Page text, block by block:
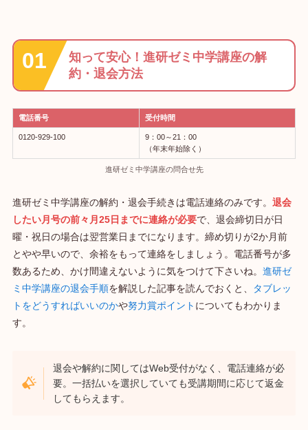
知って安心！進研ゼミ中学講座の解
約・退会方法
電話番号 受付時間
0120-929-100
9：00～21：00
（年末年始除く）
進研ゼミ中学講座の問合せ先
進研ゼミ中学講座の解約・退会手続きは電話連絡のみです。 退会
したい月号の前々月25日までに連絡が必要で、退会締切日が日
曜・祝日の場合は翌営業日までになります。締め切りが2か月前
とやや早いので、余裕をもって連絡をしましょう。電話番号が多
数あるため、かけ間違えないように気をつけて下さいね。 進研ゼ
ミ中学講座の退会手順を解説した記事を読んでおくと、
タブレッ
トをどうすればいいのかや努力賞ポイント についてもわかりま
す。
退会や解約に関してはWeb受付がなく、電話連絡が必
要。一括払いを選択していても受講期間に応じて返金
してもらえます。